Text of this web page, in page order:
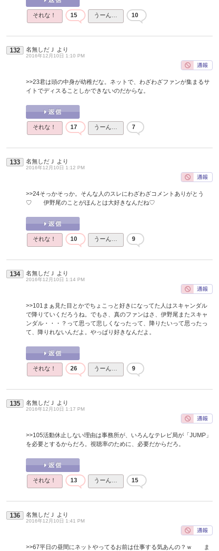
それな！ 15 うーん… 10
132 名無しだＪ より
2016年12月10日 1:10 PM
>>23君は頭の中身が幼稚だな。ネットで、わざわざファンが集まるサ
イトでディスることしかできないのだからな。
それな！ 17 うーん… 7
133 名無しだＪ より
2016年12月10日 1:12 PM
>>24そっかそっか。そんな人のスレにわざわざコメントありがとう
♡ 伊野尾のことがほんとは大好きなんだね♡
それな！ 10 うーん… 9
134 名無しだＪ より
2016年12月10日 1:14 PM
>>101 まぁ見た目とかでちょこっと好きになってた人はスキャンダル
で降りていくだろうね。でもさ、真のファンはさ、伊野尾またスキャ
ンダル・・・？って思って悲しくなったって、降りたいって思ったっ
て、降りれないんだよ。やっぱり好きなんだよ。
それな！ 26 うーん… 9
135 名無しだＪ より
2016年12月10日 1:17 PM
>>105活動休止しない理由は事務所が、いろんなテレビ局が「JUMP」
を必要とするからだろ。視聴率のために、必要だからだろ。
それな！ 13 うーん… 15
136 名無しだＪ より
2016年12月10日 1:41 PM
>>67平日の昼間にネットやってるお前は仕事する気あんの？ｗ ま